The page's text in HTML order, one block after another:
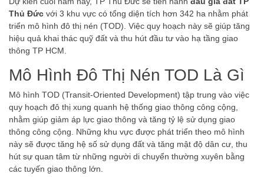
Thủ Đức với 3 khu vực có tổng diện tích hơn 342 ha nhằm phát
triển mô hình đô thị nén (TOD). Việc quy hoạch này sẽ giúp tăng
hiệu quả khai thác quỹ đất và thu hút đầu tư vào hạ tầng giao
thông TP HCM.
Mô Hình Đô Thị Nén TOD Là Gì
Mô hình TOD (Transit-Oriented Development) tập trung vào việc
quy hoạch đô thị xung quanh hệ thống giao thông công cộng,
nhằm giúp giảm áp lực giao thông và tăng tỷ lệ sử dụng giao
thông công cộng. Những khu vực được phát triển theo mô hình
này sẽ được tăng hệ số sử dụng đất và tăng mật độ dân cư, thu
hút sự quan tâm từ những người di chuyển thường xuyên bằng
các tuyến giao thông lớn.